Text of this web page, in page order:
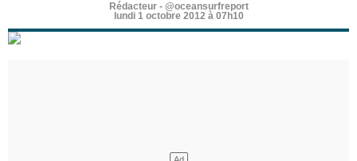
Rédacteur- @oceansurfreport
lundi 1 octobre 2012 à 07h10